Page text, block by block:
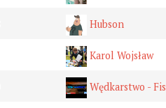
Hubson
Karol Wojsław
Wędkarstwo -